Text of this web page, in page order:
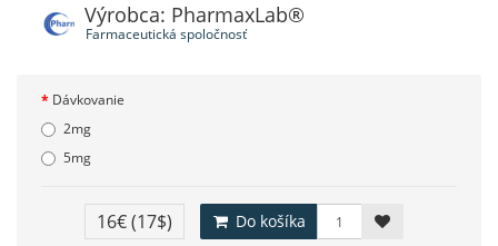
Výrobca: PharmaxLab®
Farmaceutická spoločnosť
Dávkovanie
2mg
5mg
16€(17$) Do košíka